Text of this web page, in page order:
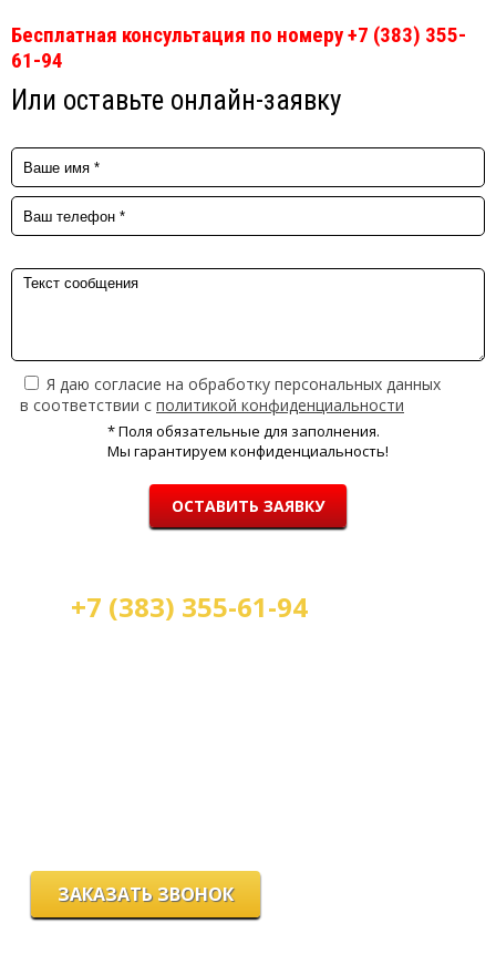
Бесплатная консультация по номеру +7 (383) 355-
61-94
Или оставьте онлайн-заявку
Я даю согласие на обработку персональных данных
в соответствии с политикой конфиденциальности
* Поля обязательные для заполнения.
Мы гарантируем конфиденциальность!
ОСТАВИТЬ ЗАЯВКУ
+7 (383) 355-61-94
ЗАКАЗАТЬ ЗВОНОК